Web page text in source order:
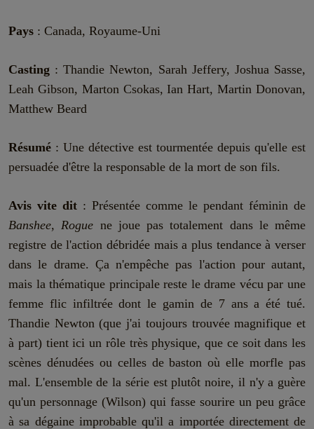
Pays : Canada, Royaume-Uni
Casting : Thandie Newton, Sarah Jeffery, Joshua Sasse,
Leah Gibson, Marton Csokas, Ian Hart, Martin Donovan,
Matthew Beard
Résumé : Une détective est tourmentée depuis qu'elle est
persuadée d'être la responsable de la mort de son fils.
Avis vite dit : Présentée comme le pendant féminin de
Banshee,Rogue ne joue pas totalement dans le même
registre de l'action débridée mais a plus tendance à verser
dans le drame. Ça n'empêche pas l'action pour autant,
mais la thématique principale reste le drame vécu par une
femme flic infiltrée dont le gamin de 7 ans a été tué.
Thandie Newton (que j'ai toujours trouvée magnifique et
à part) tient ici un rôle très physique, que ce soit dans les
scènes dénudées ou celles de baston où elle morfle pas
mal. L'ensemble de la série est plutôt noire, il n'y a guère
qu'un personnage (Wilson) qui fasse sourire un peu grâce
à sa dégaine improbable qu'il a importée directement de